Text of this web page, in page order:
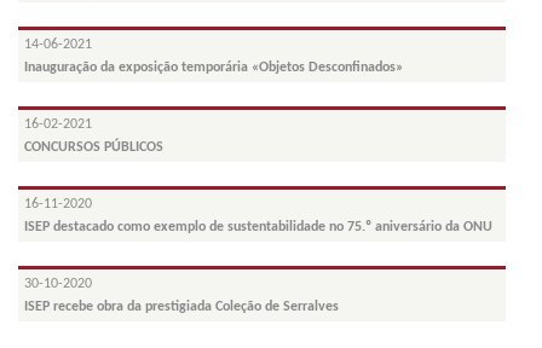
14-06-2021
Inauguração da exposição temporária «Objetos Desconfinados»
16-02-2021
CONCURSOS PÚBLICOS
16-11-2020
ISEP destacado como exemplo de sustentabilidade no 75.º aniversário da ONU
30-10-2020
ISEP recebe obra da prestigiada Coleção de Serralves